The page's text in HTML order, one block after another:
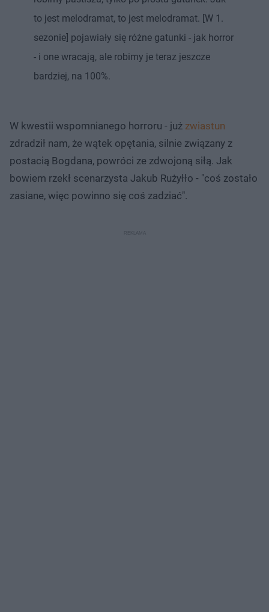
to jest melodramat, to jest melodramat. [W 1.
sezonie] pojawiały się różne gatunki - jak horror
- i one wracają, ale robimy je teraz jeszcze
bardziej, na 100%.
W kwestii wspomnianego horroru - już zwiastun
zdradził nam, że wątek opętania, silnie związany z
postacią Bogdana, powróci ze zdwojoną siłą. Jak
bowiem rzekł scenarzysta Jakub Rużyłło - "coś zostało
zasiane, więc powinno się coś zadziać".